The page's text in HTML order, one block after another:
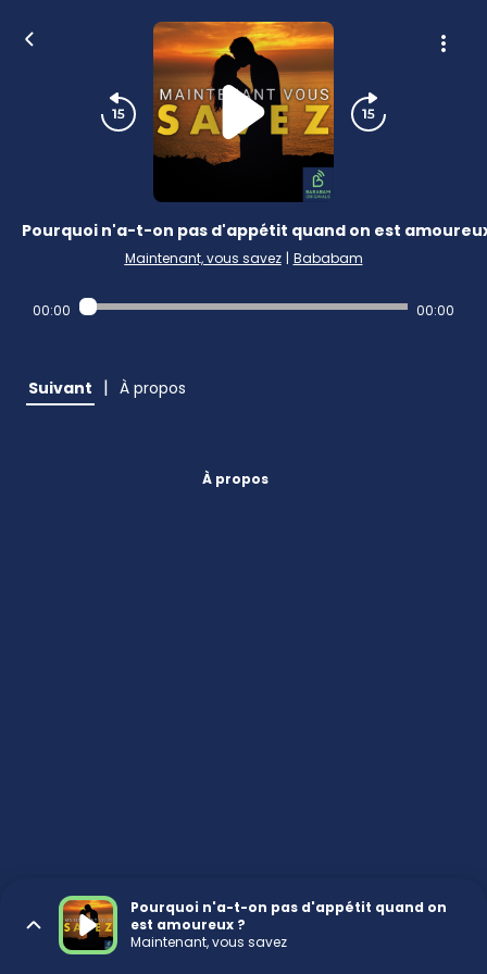
Pourquoi n'a-t-on pas d'appétit quand on est
Maintenant, vous savez | Bababam
00:00 00:00
Suivant | À propos
À propos
Pourquoi n'a-t-on pas d'appétit quand on
est amoureux ?
Maintenant, vous savez